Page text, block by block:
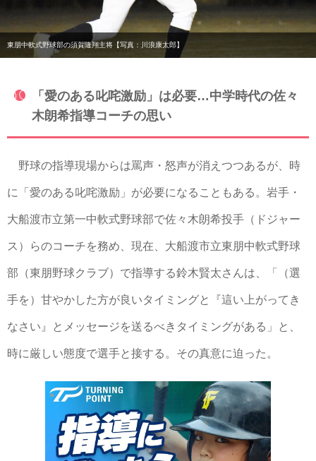
東朋中軟式野球部の須賀隆翔主将【写真：川浪康太郎】
「愛のある叱咤激励」は必要…中学時代の佐々
木朗希指導コーチの思い
野球の指導現場からは罵声・怒声が消えつつあるが、時
に「愛のある叱咤激励」が必要になることもある。岩手・
大船渡市立第一中軟式野球部で佐々木朗希投手（ドジャー
ス）らのコーチを務め、現在、大船渡市立東朋中軟式野球
部（東朋野球クラブ）で指導する鈴木賢太さんは、「（選
手を）甘やかした方が良いタイミングと『這い上がってき
なさい』とメッセージを送るべきタイミングがある」と、
時に厳しい態度で選手と接する。その真意に迫った。